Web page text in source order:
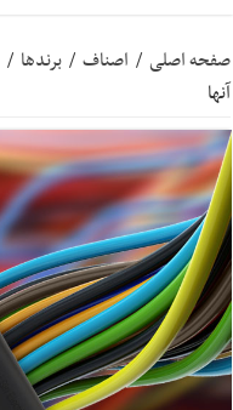
صفحه اصلی / اصناف / برندها /
آنها